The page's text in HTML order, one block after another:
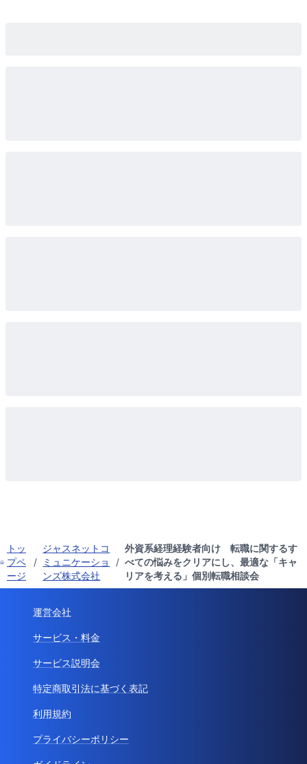
トッ
プペ
ージ
/
ジャスネットコ
ミュニケーショ
ンズ株式会社
/
外資系経理経験者向け 転職に関するす
べての悩みをクリアにし、最適な「キャ
リアを考える」個別転職相談会
運営会社
サービス・料金
サービス説明会
特定商取引法に基づく表記
利用規約
プライバシーポリシー